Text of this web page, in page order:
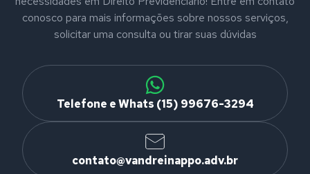
conosco para mais informações sobre nossos serviços,
solicitar uma consulta ou tirar suas dúvidas
Telefone e Whats (15) 99676-3294
contato@vandreinappo.adv.br